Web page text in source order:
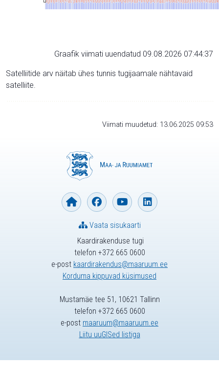
Graafik viimati uuendatud 09.08.2026 07:44:37
Satelliitide arv näitab ühes tunnis tugijaamale nähtavaid
satelliite.
Viimati muudetud: 13.06.2025 09:53
Kaardirakenduse tugi
telefon +372 665 0600
e-post kaardirakendus@maaruum.ee
Korduma kippuvad küsimused
Vaata sisukaarti
Mustamäe tee 51, 10621 Tallinn
telefon +372 665 0600
e-post maaruum@maaruum.ee
Liitu uuGISed listiga